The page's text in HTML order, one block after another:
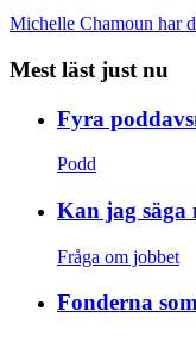
Michelle Chamoun har
Mest läst just nu
Fyra
Podd
Kan jag
Fråga om jobbet
Fonderna